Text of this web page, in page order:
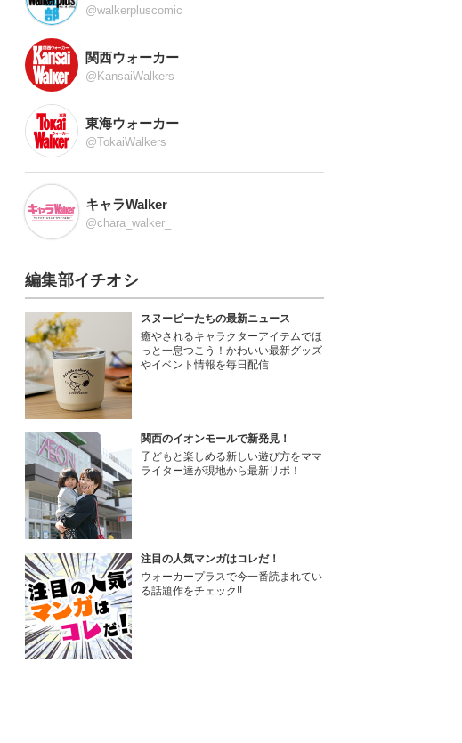
@walkerpluscomic
関西ウォーカー
@KansaiWalkers
東海ウォーカー
@TokaiWalkers
キャラWalker
@chara_walker_
編集部イチオシ
スヌーピーたちの最新ニュース
癒やされるキャラクターアイテムでほ
っと一息つこう！かわいい最新グッズ
やイベント情報を毎日配信
関西のイオンモールで新発見！
子どもと楽しめる新しい遊び方をママ
ライター達が現地から最新リポ！
注目の人気マンガはコレだ！
ウォーカープラスで今一番読まれてい
る話題作をチェック!!